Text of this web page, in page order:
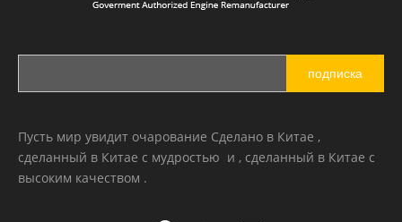
подписка
Пусть мир увидит очарование Сделано в Китае ,
сделанный в Китае с мудростью и , сделанный в Китае с
высоким качеством .